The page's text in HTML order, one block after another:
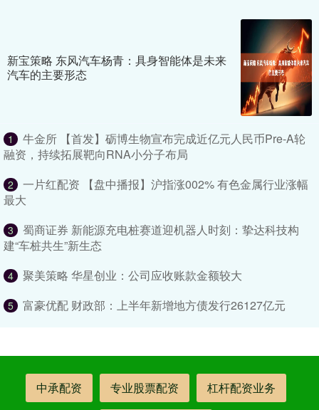
新宝策略 东风汽车杨青：具身智能体是未来
汽车的主要形态
1
牛金所 【首发】砺博生物宣布完成近亿元人民币Pre-A轮
融资，持续拓展靶向RNA小分子布局
2
一片红配资 【盘中播报】沪指涨002% 有色金属行业涨幅
最大
3
蜀商证券 新能源充电桩赛道迎机器人时刻：挚达科技构
建“车桩共生”新生态
4 聚美策略 华星创业：公司应收账款金额较大
5 富豪优配 财政部：上半年新增地方债发行26127亿元
中承配资 专业股票配资 杠杆配资业务